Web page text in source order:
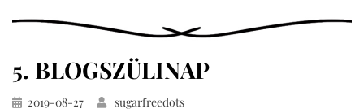
5. BLOGSZÜLINAP
Közzétéve
2019-08-27 sugarfreedots